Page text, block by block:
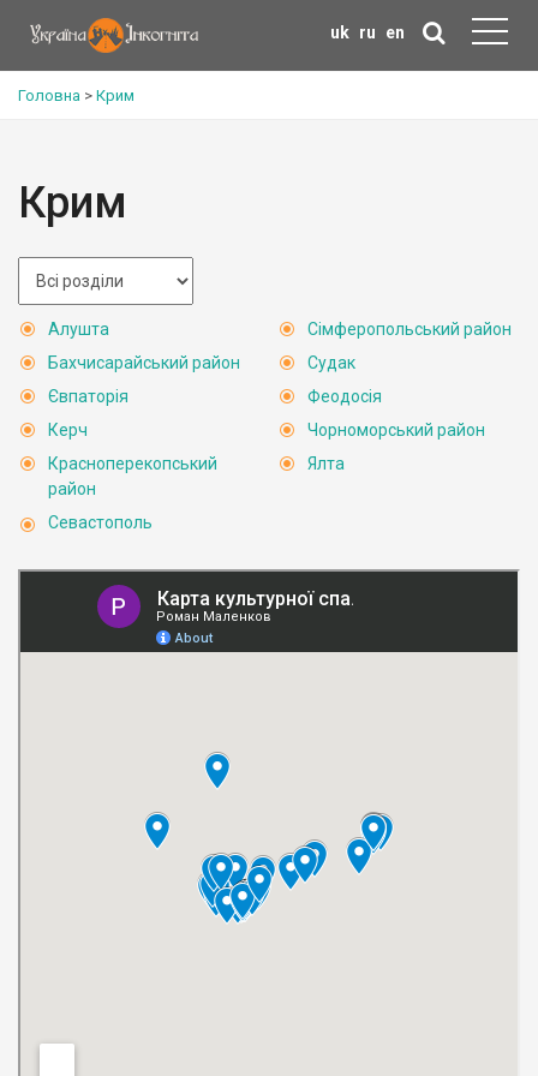
uk ru en
Головна > Крим
Крим
Алушта
Бахчисарайський район
Євпаторія
Керч
Красноперекопський
район
Севастополь
Сімферопольський район
Судак
Феодосія
Чорноморський район
Ялта